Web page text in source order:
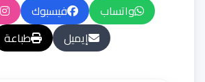
واتساب فيسبوك
إيميل
طباعة